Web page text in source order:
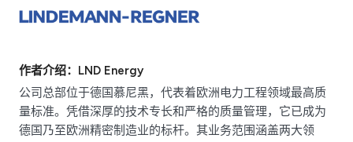
作者介绍：LND Energy
公司总部位于德国慕尼黑，代表着欧洲电力工程领域最高质
量标准。凭借深厚的技术专长和严格的质量管理，它已成为
德国乃至欧洲精密制造业的标杆。其业务范围涵盖两大领